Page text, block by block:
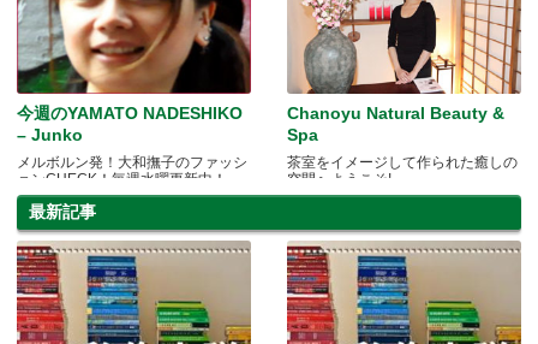
今週のYAMATO NADESHIKO
– Junko
メルボルン発！大和撫子のファッシ
ョンCHECK！毎週水曜更新中！
Chanoyu Natural Beauty &
Spa
茶室をイメージして作られた癒しの
空間へようこそ!
最新記事